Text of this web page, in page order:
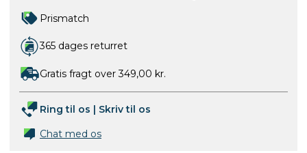
Prismatch
365 dages returret
Gratis fragt over 349,00 kr.
Ring til os | Skriv til os
Chat med os